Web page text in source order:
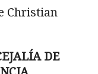
Christian
DE